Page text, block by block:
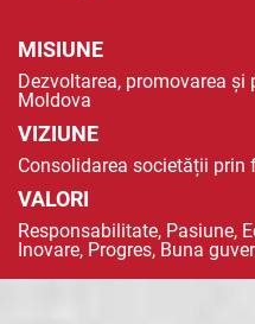
MISIUNE
Dezvoltarea, promovarea
Moldova
VIZIUNE
Consolidarea societății prin
VALORI
Responsabilitate, Pasiune,
Inovare, Progres, Buna